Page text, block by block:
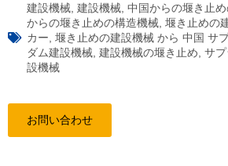
建設機械 建設機械 中国からの堰き止
からの堰き止めの構造機械 堰き止めの
カー 堰き止めの建設機械 から 中国 サ
ダム建設機械 建設機械の堰き止め サ
設機械
お問い合わせ